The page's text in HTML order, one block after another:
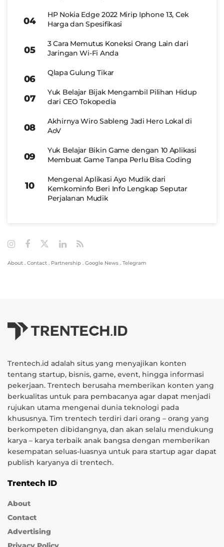
HP Nokia Edge 2022 Mirip Iphone 13, Cek
Harga dan Spesifikasi
3 Cara Memutus Koneksi Orang Lain dari
Jaringan Wi-Fi Anda
Qlapa Gulung Tikar
Yuk Belajar Bijak Mengambil Pilihan Hidup
dari CEO Tokopedia
Akhirnya Wiro Sableng Jadi Hero Lokal di
AoV
Yuk Belajar Bikin Game dengan 10 Aplikasi
Membuat Game Tanpa Perlu Bisa Coding
Mengenal Aplikasi Ayo Mudik dari
Kemkominfo Beri Info Lengkap Seputar
Perjalanan Mudik
About . Contact . Partnership . Google News . Telegram
Trentech.id adalah situs yang menyajikan konten
tentang startup, bisnis, game, event, hingga informasi
pekerjaan. Trentech berusaha memberikan konten yang
berkualitas untuk para pembacanya agar dapat menjadi
rujukan utama mengenai dunia teknologi pada
khususnya. Tim trentech terdiri dari orang – orang yang
berkompeten dibidangnya, dan akan selalu mendukung
karya – karya terbaik anak bangsa dengan memberikan
kesempatan seluas-luasnya untuk para startup agar dapat
publish karyanya di trentech.
Trentech ID
About
Contact
Advertising